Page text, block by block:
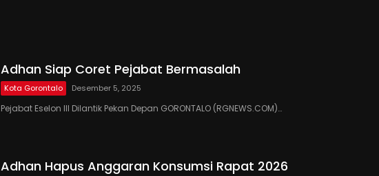
Adhan Siap Coret Pejabat Bermasalah
Kota Gorontalo Desember 5, 2025
Pejabat Eselon III Dilantik Pekan Depan GORONTALO (RGNEWS.COM)…
Adhan Hapus Anggaran Konsumsi Rapat 2026